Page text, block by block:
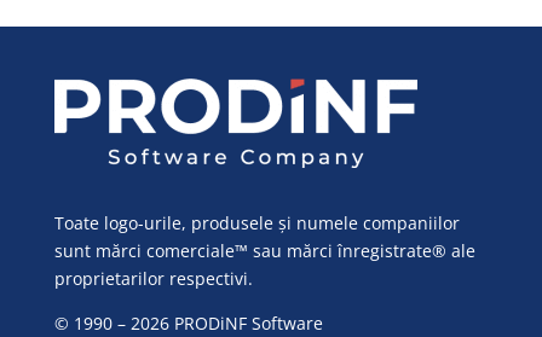
Toate logo-urile, produsele și numele companiilor
sunt mărci comerciale™ sau mărci înregistrate® ale
proprietarilor respectivi.
© 1990 – 2026 PRODiNF Software